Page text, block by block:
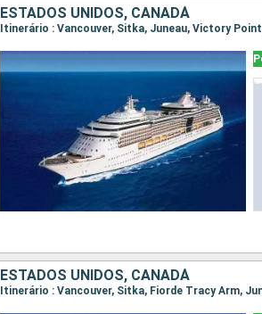
ESTADOS UNIDOS, CANADÁ
Itinerário : Vancouver, Sitka, Juneau, Victory
ESTADOS UNIDOS, CANADÁ
Itinerário : Vancouver, Sitka, Fiorde Tracy Arm,